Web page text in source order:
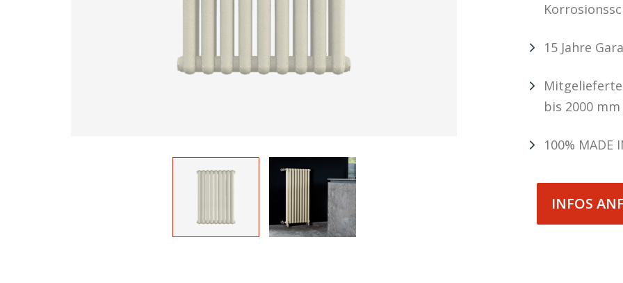
15 Jahre
bis 2000
100% MADE
INFOS